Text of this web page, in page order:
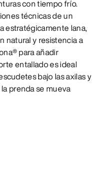
con tiempo frío.
técnicas de un
estratégicamente lana,
natural y resistencia a
para añadir
entallado es ideal
bajo las axilas y
prenda se mueva